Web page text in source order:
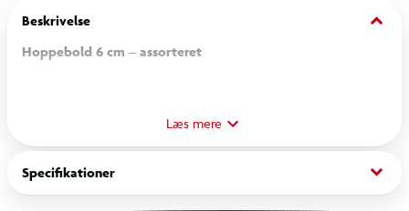
Beskrivelse keyboard_arrow_down
Hoppebold 6 cm – assorteret
der giver ekstra livlige og uforudsigelige hop. Den lille
størrelse på 6 cm gør den nem at have med i lommen eller
tasken – perfekt til hurtig leg i skolegården, haven eller på
legepladsen.
Læs mere
Specifikationer keyboard_arrow_down